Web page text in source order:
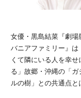
女優・黒島結菜『劇場
バニアファミリー』は
くて隣にいる人を幸せ
る」故郷・沖縄の「ガ
ルの樹」との共通点と